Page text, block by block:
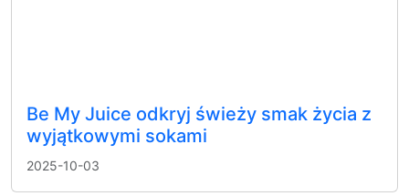
Be My Juice odkryj świeży smak życia z
wyjątkowymi sokami
2025-10-03